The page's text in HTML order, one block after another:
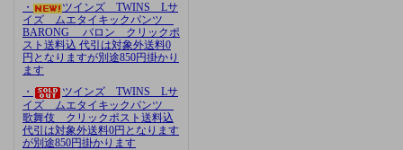
・
ツインズ TWINS Lサ
イズ ムエタイキックパンツ
BARONG バロン クリックポ
スト送料込 代引は対象外送料0
円となりますが別途850円掛かり
ます
・
ツインズ TWINS Lサ
イズ ムエタイキックパンツ
歌舞伎 クリックポスト送料込
代引は対象外送料0円となります
が別途850円掛かります